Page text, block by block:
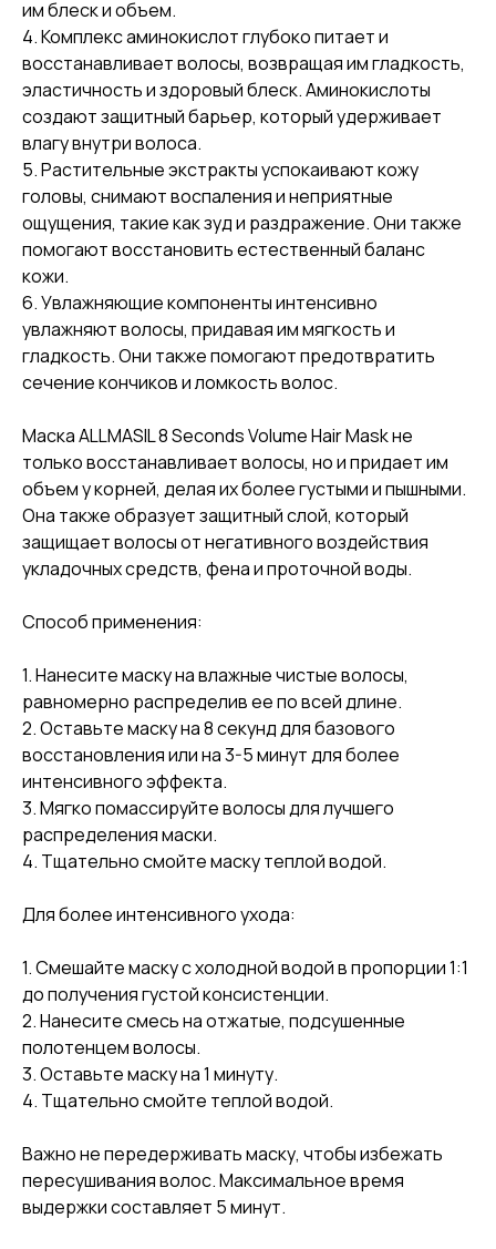
им блеск и объем.
4. Комплекс аминокислот глубоко питает и
восстанавливает волосы, возвращая им гладкость,
эластичность и здоровый блеск. Аминокислоты
создают защитный барьер, который удерживает
влагу внутри волоса.
5. Растительные экстракты успокаивают кожу
головы, снимают воспаления и неприятные
ощущения, такие как зуд и раздражение. Они также
помогают восстановить естественный баланс
кожи.
6. Увлажняющие компоненты интенсивно
увлажняют волосы, придавая им мягкость и
гладкость. Они также помогают предотвратить
сечение кончиков и ломкость волос.
Маска ALLMASIL 8 Seconds Volume Hair Mask не
только восстанавливает волосы, но и придает им
объем у корней, делая их более густыми и пышными.
Она также образует защитный слой, который
защищает волосы от негативного воздействия
укладочных средств, фена и проточной воды.
Способ применения:
1. Нанесите маску на влажные чистые волосы,
равномерно распределив ее по всей длине.
2. Оставьте маску на 8 секунд для базового
восстановления или на 3-5 минут для более
интенсивного эффекта.
3. Мягко помассируйте волосы для лучшего
распределения маски.
4. Тщательно смойте маску теплой водой.
Для более интенсивного ухода:
1. Смешайте маску с холодной водой в пропорции 1:1
до получения густой консистенции.
2. Нанесите смесь на отжатые, подсушенные
полотенцем волосы.
3. Оставьте маску на 1 минуту.
4. Тщательно смойте теплой водой.
Важно не передерживать маску, чтобы избежать
пересушивания волос. Максимальное время
выдержки составляет 5 минут.